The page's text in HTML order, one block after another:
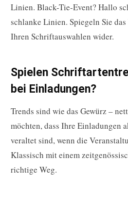
Linien. Black-Tie-Event? Hallo
schlanke Linien. Spiegeln Sie das
Ihren Schriftauswahlen wider.
Spielen
bei Einladungen?
Trends sind wie das Gewürz –
möchten, dass Ihre Einladungen
veraltet sind, wenn die
Klassisch mit einem
richtige Weg.